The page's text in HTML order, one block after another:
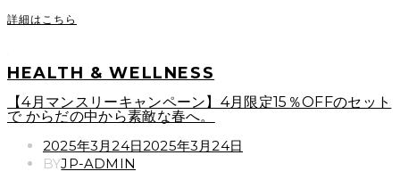
詳細はこちら
HEALTH & WELLNESS
【4月マンスリーキャンペーン】4月限定15％OFFのセット
で からだの中から素敵な春へ。
POSTED
ON
2025年3月24日2025年3月24日
BYJP-ADMIN